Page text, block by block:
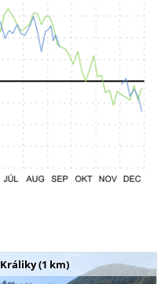
Králiky (1 km)